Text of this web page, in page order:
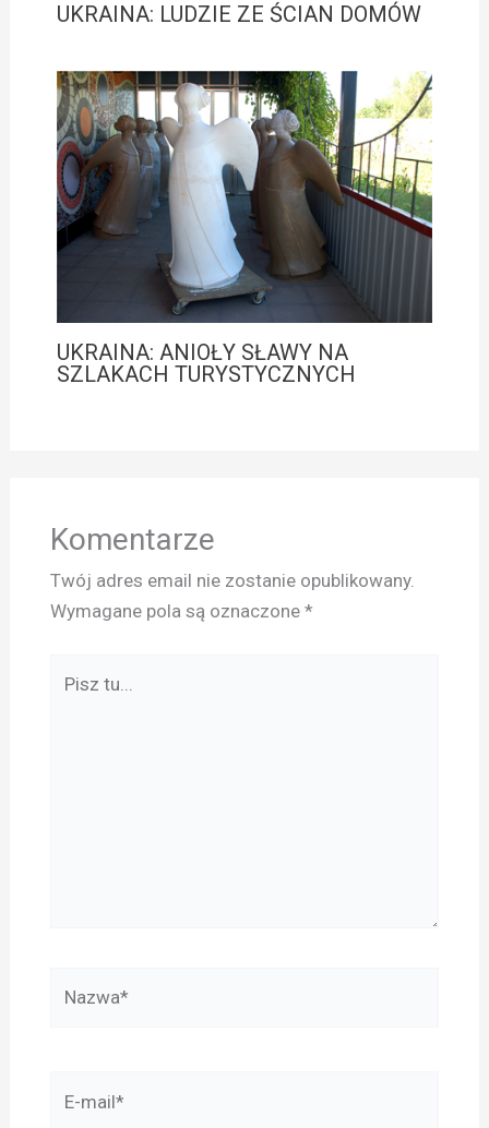
UKRAINA: LUDZIE ZE ŚCIAN DOMÓW
UKRAINA: ANIOŁY SŁAWY NA
SZLAKACH TURYSTYCZNYCH
Komentarze
Twój adres email nie zostanie opublikowany.
Wymagane pola są oznaczone *
mail*